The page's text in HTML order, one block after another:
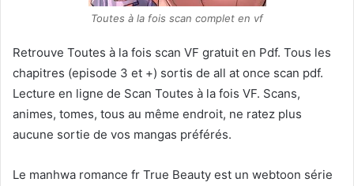
Toutes à la fois scan complet en vf
Retrouve Toutes à la fois scan VF gratuit en Pdf. Tous les
chapitres (episode 3 et +) sortis de all at once scan pdf.
Lecture en ligne de Scan Toutes à la fois VF. Scans,
animes, tomes, tous au même endroit, ne ratez plus
aucune sortie de vos mangas préférés.
Le manhwa romance fr True Beauty est un webtoon série